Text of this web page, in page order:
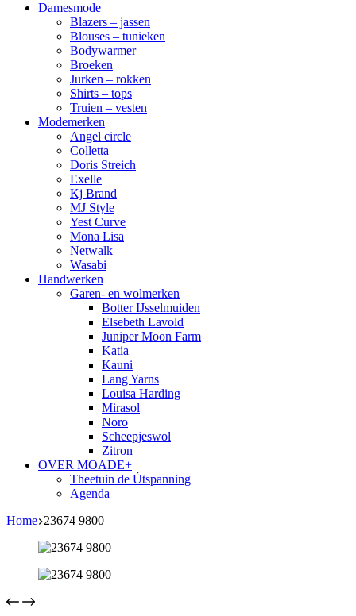
Damesmode
Blazers – jassen
Blouses – tunieken
Bodywarmer
Broeken
Jurken – rokken
Shirts – tops
Truien – vesten
Modemerken
Angel circle
Colletta
Doris Streich
Exelle
Kj Brand
MJ Style
Yest Curve
Mona Lisa
Netwalk
Wasabi
Handwerken
Garen- en wolmerken
Botter IJsselmuiden
Elsebeth Lavold
Juniper Moon Farm
Katia
Kauni
Lang Yarns
Louisa Harding
Mirasol
Noro
Scheepjeswol
Zitron
OVER MOADE+
Theetuin de Útspanning
Agenda
Home 23674 9800